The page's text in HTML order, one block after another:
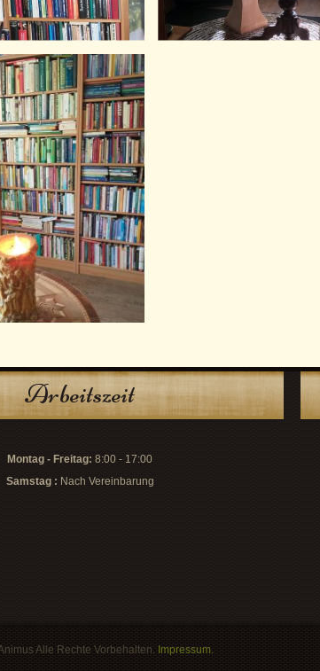
Arbeitszeit
Montag - Freitag: 8:00 - 17:00
Samstag : Nach Vereinbarung
Alle Rechte Vorbehalten. Impressum.